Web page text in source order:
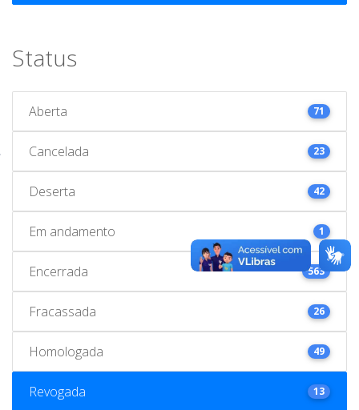
Status
Aberta 71
Cancelada 23
Deserta 42
Em andamento 1
Encerrada 563
Fracassada 26
Homologada 49
Revogada 13